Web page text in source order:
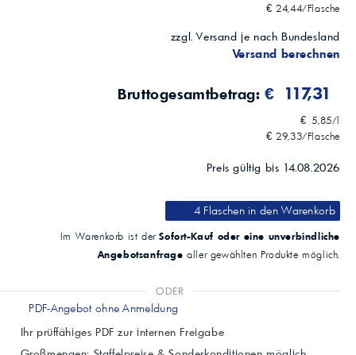
€ 24,44/Flasche
zzgl. Versand je nach Bundesland
Versand berechnen
Bruttogesamtbetrag:€ 117,31
€ 5,85/l
€ 29,33/Flasche
Preis gültig bis 14.08.2026
4 Flaschenin den Warenkorb
Im Warenkorb ist derSofort-Kauf oder eine unverbindliche
Angebotsanfrage aller gewählten Produkte möglich.
ODER
PDF-Angebot ohne Anmeldung
Ihr prüffähiges PDF zur internen Freigabe